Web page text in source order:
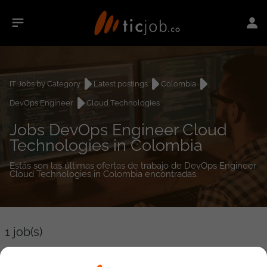
IT Jobs by Category Latest postings
Colombia
DevOps Engineer
Cloud Technologies
Jobs DevOps Engineer Cloud
Technologies in Colombia
Estás son las últimas ofertas de trabajo de DevOps Engineer
Cloud Technologies in Colombia encontradas.
1 job(s)